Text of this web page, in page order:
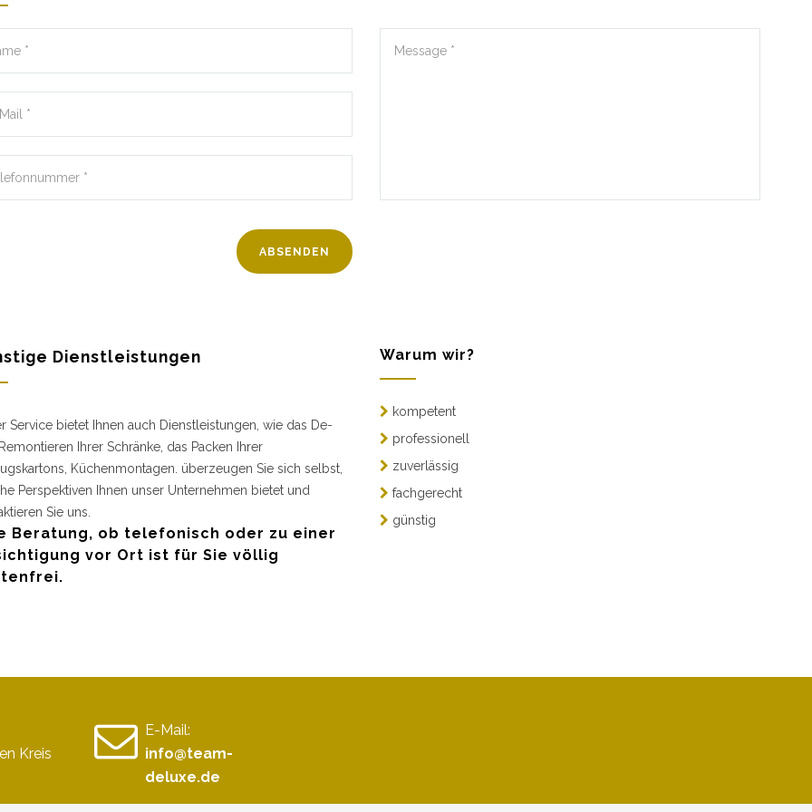
Dienstleistungen
Service bietet Ihnen auch Dienstleistungen, wie das De-
Ihrer Schränke, das Packen Ihrer
Küchenmontagen. überzeugen Sie sich selbst,
Perspektiven Ihnen unser Unternehmen bietet und
Sie uns.
Beratung, ob telefonisch oder zu einer
vor Ort ist für Sie völlig
Warum wir?
kompetent
professionell
zuverlässig
fachgerecht
günstig
Kreis
E-Mail:
info@team-
deluxe.de